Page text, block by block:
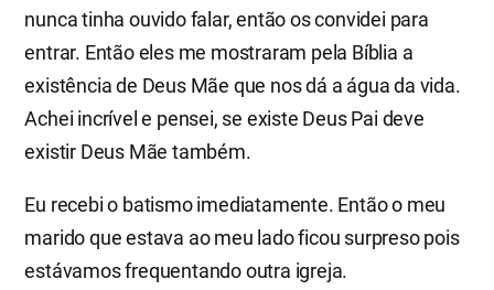
nunca tinha ouvido falar, então os convidei para
entrar. Então eles me mostraram pela Bíblia a
existência de Deus Mãe que nos dá a água da vida.
Achei incrível e pensei, se existe Deus Pai deve
existir Deus Mãe também.
Eu recebi o batismo imediatamente. Então o meu
marido que estava ao meu lado ficou surpreso pois
estávamos frequentando outra igreja.